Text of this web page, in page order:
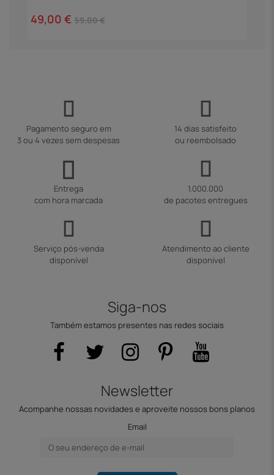
49,00 € 59,00 €
Pagamento seguro em
3 ou 4 vezes sem despesas
14 dias satisfeito
ou reembolsado
Entrega
com hora marcada
1.000.000
de pacotes entregues
Serviço pós-venda
disponível
Atendimento ao cliente
disponível
Siga-nos
Também estamos presentes nas redes sociais
Newsletter
Acompanhe nossas novidades e aproveite nossos bons planos
Email